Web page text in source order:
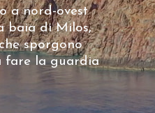
a nord-ovest
baia di Milos,
sporgono
fare la guardia